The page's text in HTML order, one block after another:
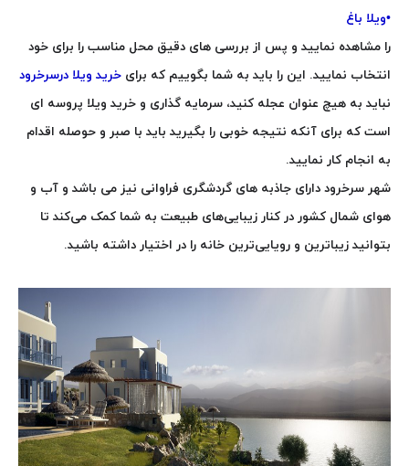
•ویلا باغ
را مشاهده نمایید و پس از بررسی های دقیق محل مناسب را برای خود
انتخاب نمایید. این را باید به شما بگوییم که برای خرید ویلا درسرخرود
نباید به هیچ عنوان عجله کنید، سرمایه گذاری و خرید ویلا پروسه ای
است که برای آنکه نتیجه خوبی را بگیرید باید با صبر و حوصله اقدام
به انجام کار نمایید.
شهر سرخرود دارای جاذبه های گردشگری فراوانی نیز می باشد و آب و
هوای شمال کشور در کنار زیبایی‌های طبیعت به شما کمک می‌کند تا
بتوانید زیباترین و رویایی‌ترین خانه را در اختیار داشته باشید.